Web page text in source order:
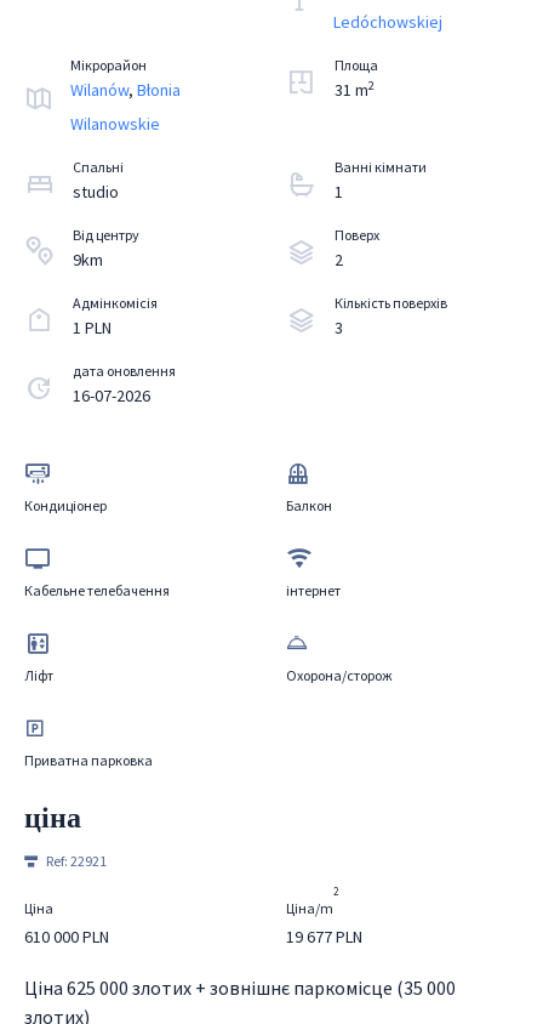
Ledóchowskiej
Мікрорайон
Wilanów, Błonia
Wilanowskie
Площа
31 m2
Спальні
studio
Ванні кімнати
1
Від центру
9km
Поверх
2
Aдмінкомісія
1 PLN
Кількість поверхів
3
дата оновлення
16-07-2026
Кондиціонер Балкон
Кабельне телебачення інтернет
Ліфт Охорона/сторож
Приватна парковка
ціна
Ref: 22921
Ціна
610 000 PLN
Ціна/m
2
19 677 PLN
Ціна 625 000 злотих + зовнішнє паркомісце (35 000
злотих)